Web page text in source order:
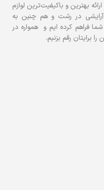
از سال ۱۳۹۱، با هدف ارائه بهترین و باکیفیت‌ترین لوازم
آرایشی در رشت و هم چنین به
شما فراهم کرده ایم و همواره در
برایتان رقم بزنیم.